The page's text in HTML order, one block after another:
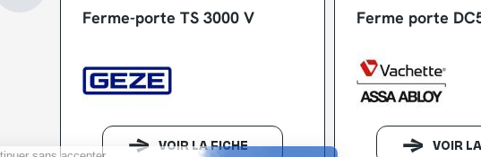
Ferme-porte TS 3000 V
VOIR LA FICHE
Ferme porte
VOIR